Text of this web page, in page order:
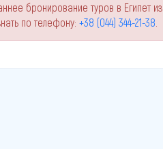
бронирование туров в Египет из
по телефону: +38 (044) 344-21-38